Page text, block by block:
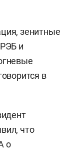
зенитные
и
в
что
о